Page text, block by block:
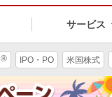
サービス
® IPO・PO 米国株式